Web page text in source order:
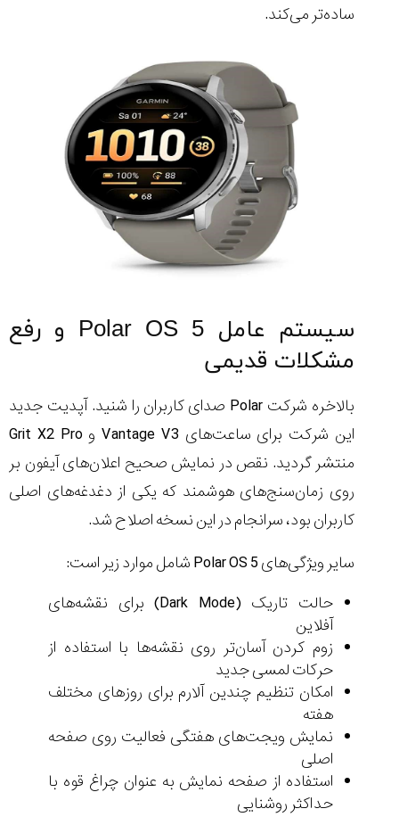
ساده‌تر می‌کند.
سیستم ‌عامل Polar OS 5 و رفع
مشکلات قدیمی
بالاخره شرکت Polar صدای کاربران را شنید. آپدیت جدید
این شرکت برای ساعت‌های Vantage V3 و Grit X2 Pro
منتشر گردید. نقص در نمایش صحیح اعلان‌های آیفون بر
روی زمان‌سنج‌های هوشمند که یکی از دغدغه‌های اصلی
کاربران بود، سرانجام در این نسخه اصلاح شد.
سایر ویژگی‌های Polar OS 5 شامل موارد زیر است:
حالت تاریک (Dark Mode) برای نقشه‌های
آفلاین
زوم کردن آسان‌تر روی نقشه‌ها با استفاده از
حرکات لمسی جدید
امکان تنظیم چندین آلارم برای روزهای مختلف
هفته
نمایش ویجت‌های هفتگی فعالیت روی صفحه
اصلی
استفاده از صفحه نمایش به عنوان چراغ قوه با
حداکثر روشنایی